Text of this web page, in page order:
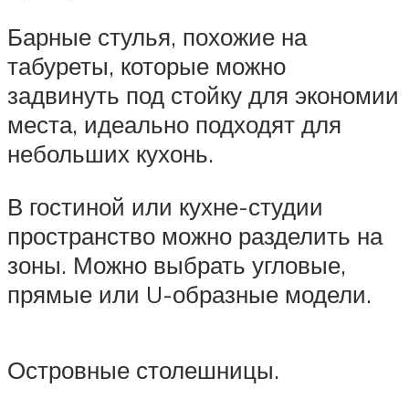
Барные стулья, похожие на
табуреты, которые можно
задвинуть под стойку для экономии
места, идеально подходят для
небольших кухонь.
В гостиной или кухне-студии
пространство можно разделить на
зоны. Можно выбрать угловые,
прямые или U-образные модели.
Островные столешницы.